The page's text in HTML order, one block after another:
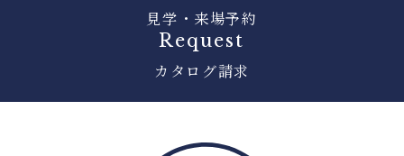
見学・来場予約
Request
カタログ請求